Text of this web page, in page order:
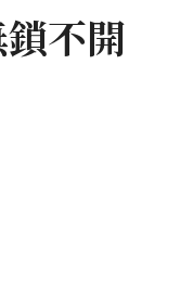
不開